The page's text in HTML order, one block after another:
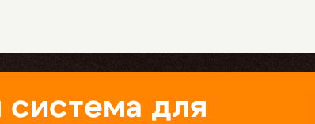
система для